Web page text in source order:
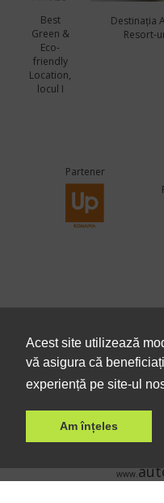
Acest site utilizează
vă asigura că
experiență pe site-ul
Am înțeles
Best
Green &
Eco-
friendly
Location,
locul I
Destinația
Resort-
Partener
www.